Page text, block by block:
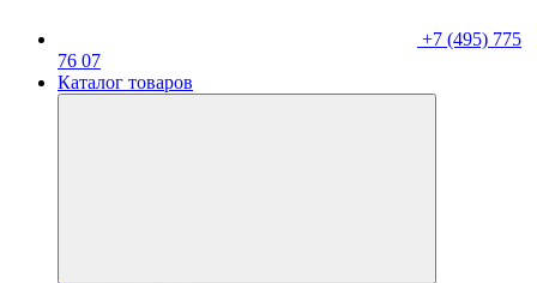
+7 (495) 775
76 07
Каталог товаров